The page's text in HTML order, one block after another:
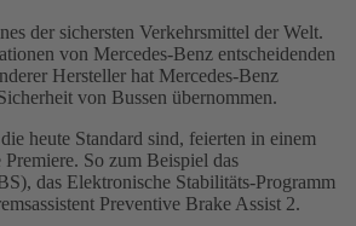
der sichersten Verkehrsmittel der Welt.
von Mercedes-Benz entscheidenden
Hersteller hat Mercedes-Benz
von Bussen übernommen.
heute Standard sind, feierten in einem
So zum Beispiel das
das Elektronische Stabilitäts-Programm
Preventive Brake Assist 2.